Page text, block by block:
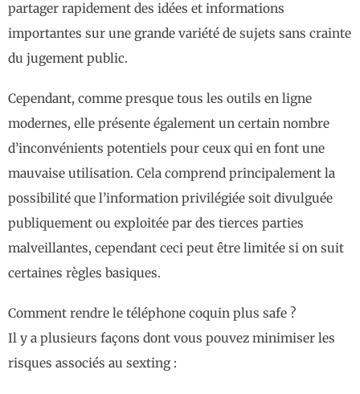
partager rapidement des idées et informations
importantes sur une grande variété de sujets sans crainte
du jugement public.
Cependant, comme presque tous les outils en ligne
modernes, elle présente également un certain nombre
d’inconvénients potentiels pour ceux qui en font une
mauvaise utilisation. Cela comprend principalement la
possibilité que l’information privilégiée soit divulguée
publiquement ou exploitée par des tierces parties
malveillantes, cependant ceci peut être limitée si on suit
certaines règles basiques.
Comment rendre le téléphone coquin plus safe ?
Il y a plusieurs façons dont vous pouvez minimiser les
risques associés au sexting :